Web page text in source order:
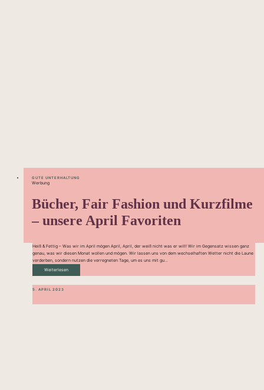
GUTE UNTERHALTUNG
Werbung
Bücher, Fair Fashion und Kurzfilme
– unsere April Favoriten
Heiß & Fettig – Was wir im April mögen April, April, der weiß nicht was er will! Wir im Gegensatz wissen ganz
genau, was wir diesen Monat wollen und mögen. Wir lassen uns von dem wechselhaften Wetter nicht die Laune
verderben, sondern nutzen die verregneten Tage, um es uns mit gu...
Weiterlesen
5. APRIL 2023